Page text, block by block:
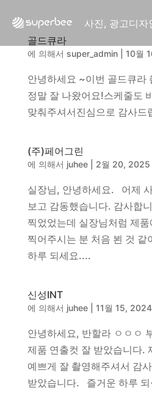
사진, 광고디자
제품디자인 -
동영상, 홈페
동영상, 카탈로
웹사이트 - 백
동영상 - ㈜고
동영상 - 삼양홀
동영상 - 킷캣
사진, 광고디자
사진, 광고디
웹사이트 - (주)
동영상, 홈페이
동영상, 카탈로
웹사이트 - 백
사진, 광고디자
패키지, 디자인
동영상 - (주)듀
동영상 - ㈜고
골드큐라
에 의해서 super_admin| 10월
안녕하세요 ~이번 골드큐라
정말 잘 나왔어요!스케줄도
맞춰주셔서진심으로 감사드
(주)페어그린
에 의해서 juhee| 2월 20, 2025
실장님, 안녕하세요. 어제
보고 감동했습니다. 감사합
찍었었는데 실장님처럼 제
찍어주시는 분 처음 뵌 것
하루 되세요....
신성INT
에 의해서 juhee| 11월 15, 2024
안녕하세요, 반할라 ㅇㅇㅇ
제품 연출컷 잘 받았습니다.
예쁘게 잘 촬영해주셔서 감
받았습니다. 즐거운 하루